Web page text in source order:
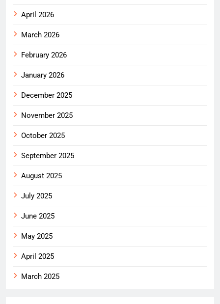
April 2026
March 2026
February 2026
January 2026
December 2025
November 2025
October 2025
September 2025
August 2025
July 2025
June 2025
May 2025
April 2025
March 2025